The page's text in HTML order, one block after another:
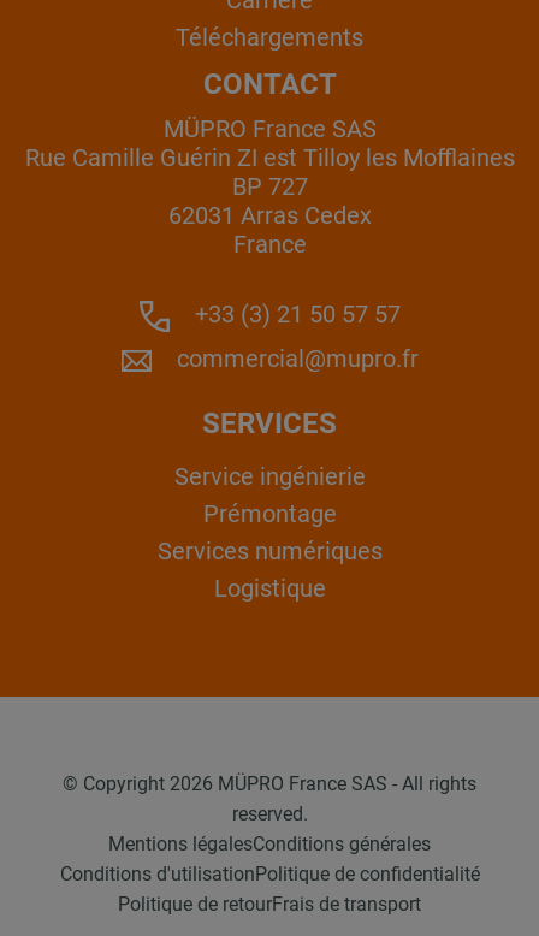
Téléchargements
CONTACT
MÜPRO France SAS
Rue Camille Guérin ZI est Tilloy les Mofflaines
BP 727
62031 Arras Cedex
France
+33 (3) 21 50 57 57
commercial@mupro.fr
SERVICES
Service ingénierie
Prémontage
Services numériques
Logistique
© Copyright 2026 MÜPRO France SAS - All rights
reserved.
Mentions légalesConditions générales
Conditions d'utilisation Politique de confidentialité
Politique de retourFrais de transport